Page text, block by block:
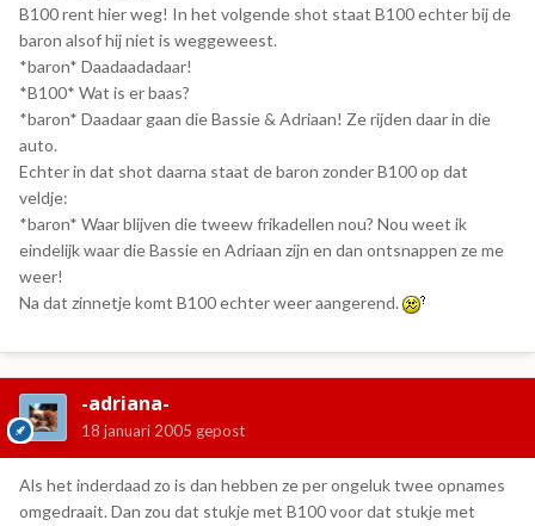
B100 rent hier weg! In het volgende shot staat B100 echter bij de
baron alsof hij niet is weggeweest.
*baron* Daadaadadaar!
*B100* Wat is er baas?
*baron* Daadaar gaan die Bassie & Adriaan! Ze rijden daar in die
auto.
Echter in dat shot daarna staat de baron zonder B100 op dat
veldje:
*baron* Waar blijven die tweew frikadellen nou? Nou weet ik
eindelijk waar die Bassie en Adriaan zijn en dan ontsnappen ze me
weer!
Na dat zinnetje komt B100 echter weer aangerend.
-adriana-
18 januari 2005 gepost
Als het inderdaad zo is dan hebben ze per ongeluk twee opnames
omgedraait. Dan zou dat stukje met B100 voor dat stukje met